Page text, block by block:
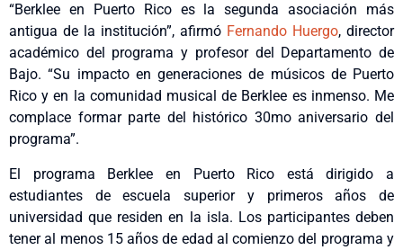
“Berklee en Puerto Rico es la segunda asociación más
antigua de la institución”, afirmó Fernando Huergo, director
académico del programa y profesor del Departamento de
Bajo. “Su impacto en generaciones de músicos de Puerto
Rico y en la comunidad musical de Berklee es inmenso. Me
complace formar parte del histórico 30mo aniversario del
programa”.
El programa Berklee en Puerto Rico está dirigido a
estudiantes de escuela superior y primeros años de
universidad que residen en la isla. Los participantes deben
tener al menos 15 años de edad al comienzo del programa y